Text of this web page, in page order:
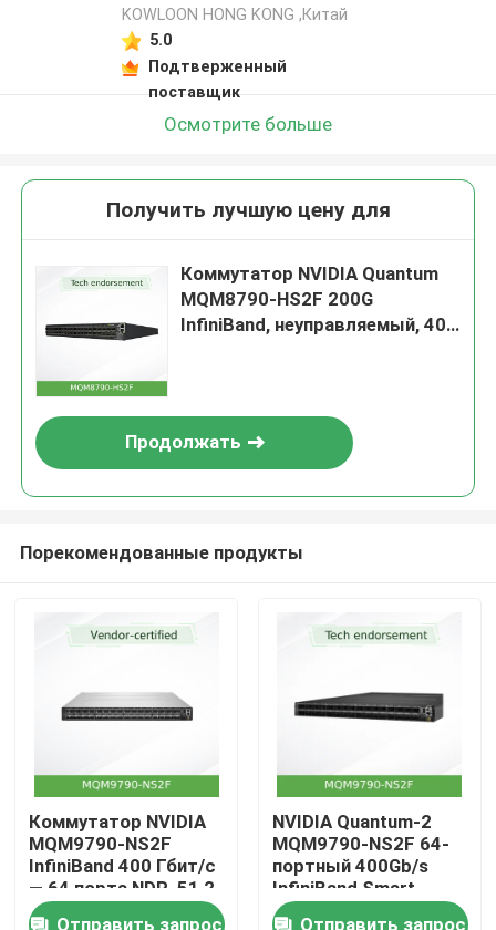
Домой
Продукты
Видео
KOWLOON HONG KONG ,Китай
5.0
Подтверженный
поставщик
Осмотрите больше
Получить лучшую цену для
Коммутатор NVIDIA Quantum
MQM8790-HS2F 200G
InfiniBand, неуправляемый, 40
Продолжать
Порекомендованные продукты
Коммутатор NVIDIA
MQM9790-NS2F
InfiniBand 400 Гбит/с
— 64 порта NDR, 51,2
Тбит/с, внешнее
Отправить запрос
NVIDIA Quantum-2
MQM9790-NS2F 64-
портный 400Gb/s
InfiniBand Smart
Switch с пропускной
Отправить запрос